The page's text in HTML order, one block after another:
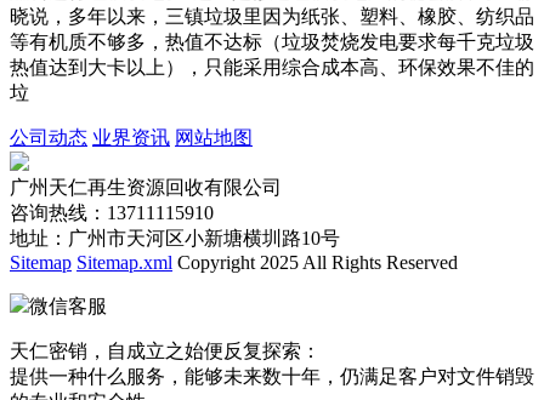
晓说，多年以来，三镇垃圾里因为纸张、塑料、橡胶、纺织品
等有机质不够多，热值不达标（垃圾焚烧发电要求每千克垃圾
热值达到大卡以上），只能采用综合成本高、环保效果不佳的
垃
公司动态 业界资讯 网站地图
广州天仁再生资源回收有限公司
咨询热线：13711115910
地址：广州市天河区小新塘横圳路10号
Sitemap Sitemap.xml Copyright 2025 All Rights Reserved
微信客服
天仁密销，自成立之始便反复探索：
提供一种什么服务，能够未来数十年，仍满足客户对文件销毁